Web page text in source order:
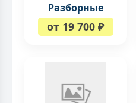
Разборные
от 19 700 ₽